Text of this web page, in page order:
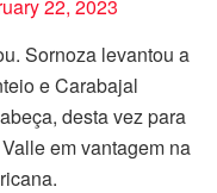
22, 2023
Sornoza levantou a
e Carabajal
desta vez para
em vantagem na